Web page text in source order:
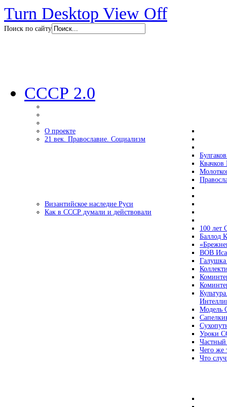
Turn Desktop View Off
Поиск по сайту
СССР 2.0
О проекте
21 век. Православие. Социализм
Византийское наследие Руси
Как в СССР думали и действовали
100 лет
Баллод
ВОВ
Модель
Уроки
Чего же
Что